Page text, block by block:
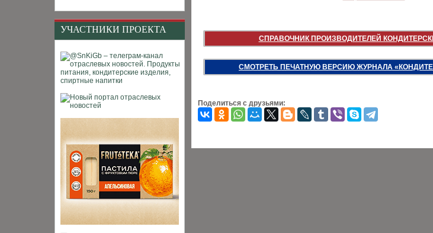
УЧАСТНИКИ ПРОЕКТА
СПРАВОЧНИК ПРОИЗВОДИТЕЛЕЙ
СМОТРЕТЬ ПЕЧАТНУЮ ВЕРСИЮ ЖУРНАЛА
Поделиться с друзьями: